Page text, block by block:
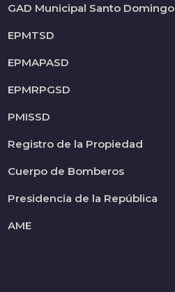
GAD Municipal Santo Domingo
EPMTSD
EPMAPASD
EPMRPGSD
PMISSD
Registro de la Propiedad
Cuerpo de Bomberos
Presidencia de la República
AME